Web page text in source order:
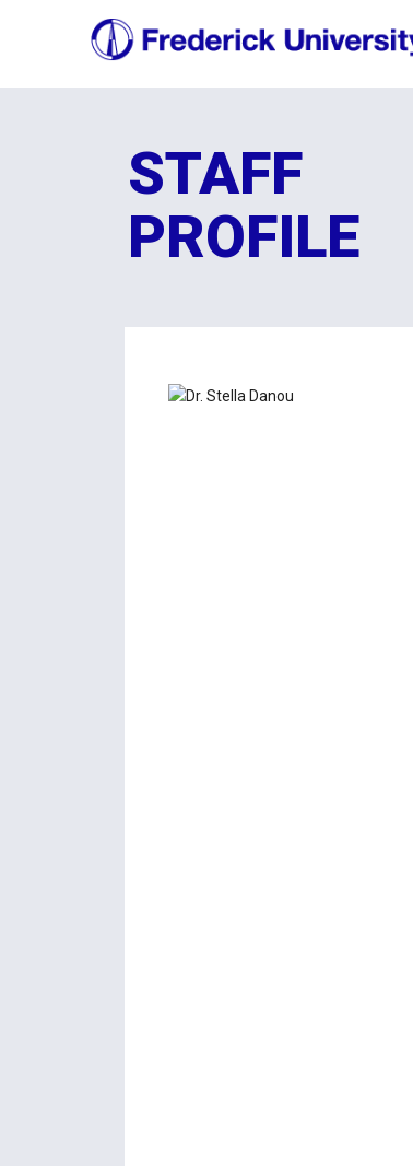
STAFF
PROFILE